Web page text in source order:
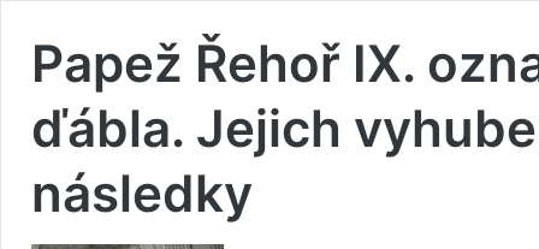
Papež Řehoř IX.
ďábla. Jejich
následky